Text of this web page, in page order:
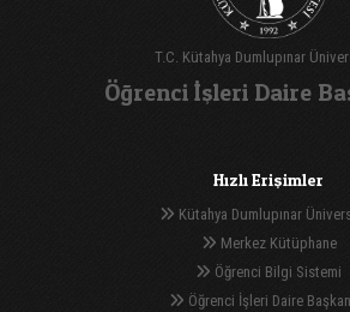
T.C. Kütahya Dumlupınar
Öğrenci İşleri Daire
Hızlı Erişimler
Kütahya Dumlupınar
Merkez Kütüphane
Öğrenci Bilgi Sistemi
Öğrenci İşleri Daire